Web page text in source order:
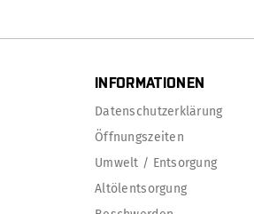
INFORMATIONEN
Datenschutzerklärung
Öffnungszeiten
Umwelt / Entsorgung
Altölentsorgung